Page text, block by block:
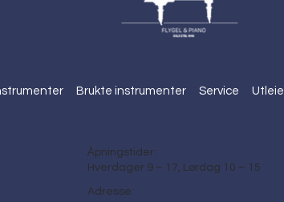
Brukte instrumenter Service Utleie
Åpningstider:
Hverdager 9 – 17, Lørdag 10 – 15
Adresse: